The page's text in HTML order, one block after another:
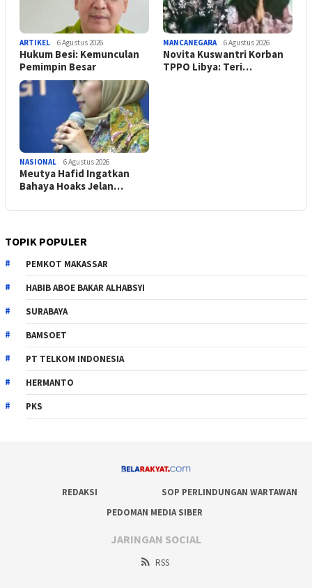
ARTIKEL 6 Agustus 2026
Hukum Besi: Kemunculan
Pemimpin Besar
MANCANEGARA 6 Agustus 2026
Novita Kuswantri Korban
TPPO Libya: Teri…
NASIONAL 6 Agustus 2026
Meutya Hafid Ingatkan
Bahaya Hoaks Jelan…
TOPIK POPULER
PEMKOT MAKASSAR
HABIB ABOE BAKAR ALHABSYI
SURABAYA
BAMSOET
PT TELKOM INDONESIA
HERMANTO
PKS
REDAKSI
SOP PERLINDUNGAN WARTAWAN
PEDOMAN MEDIA SIBER
JARINGAN SOCIAL
RSS